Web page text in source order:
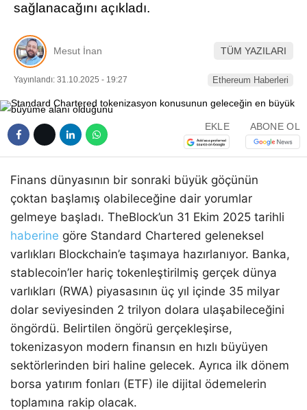
sağlanacağını açıkladı.
Mesut İnan TÜM YAZILARI
Yayınlandı: 31.10.2025 - 19:27 Ethereum Haberleri
EKLE ABONE OL
Finans dünyasının bir sonraki büyük göçünün
çoktan başlamış olabileceğine dair yorumlar
gelmeye başladı. TheBlock’un 31 Ekim 2025 tarihli
haberine göre Standard Chartered geleneksel
varlıkları Blockchain’e taşımaya hazırlanıyor. Banka,
stablecoin’ler hariç tokenleştirilmiş gerçek dünya
varlıkları (RWA) piyasasının üç yıl içinde 35 milyar
dolar seviyesinden 2 trilyon dolara ulaşabileceğini
öngördü. Belirtilen öngörü gerçekleşirse,
tokenizasyon modern finansın en hızlı büyüyen
sektörlerinden biri haline gelecek. Ayrıca ilk dönem
borsa yatırım fonları (ETF) ile dijital ödemelerin
toplamına rakip olacak.